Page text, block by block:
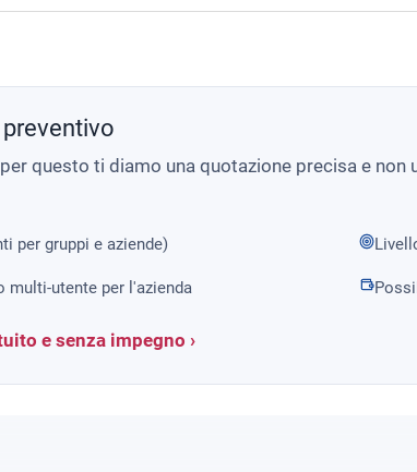
questo ti diamo una quotazione precisa e non
per gruppi e aziende)
utente per l'azienda
e senza impegno ›